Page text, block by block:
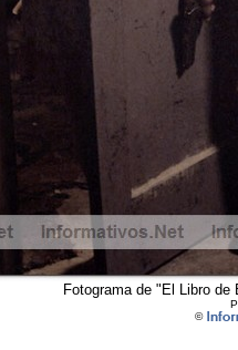
Fotograma de "El Libro
©